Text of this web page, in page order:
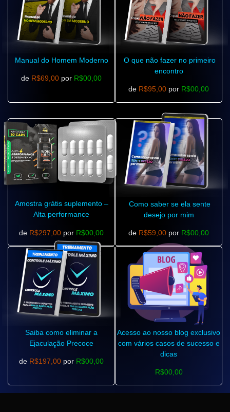
Manual do Homem Moderno
de R$69,00 por R$00,00
O que não fazer no primeiro
encontro
de R$95,00 por R$00,00
Amostra grátis suplemento –
Alta performance
de R$297,00 por R$00,00
Como saber se ela sente
desejo por mim
de R$59,00 por R$00,00
Saiba como eliminar a
Ejaculação Precoce
de R$197,00 por R$00,00
Acesso ao nosso blog exclusivo
com vários casos de sucesso e
dicas
R$00,00